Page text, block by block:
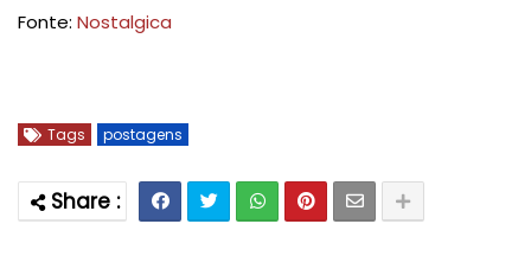
Fonte: Nostalgica
Tags postagens